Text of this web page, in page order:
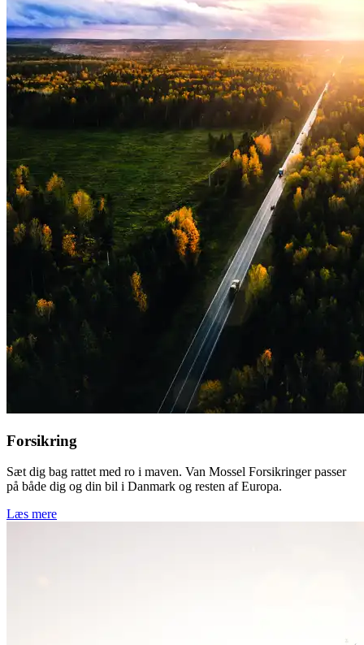
Forsikring
Sæt dig bag rattet med ro i maven. Van Mossel Forsikringer passer
på både dig og din bil i Danmark og resten af Europa.
Læs mere